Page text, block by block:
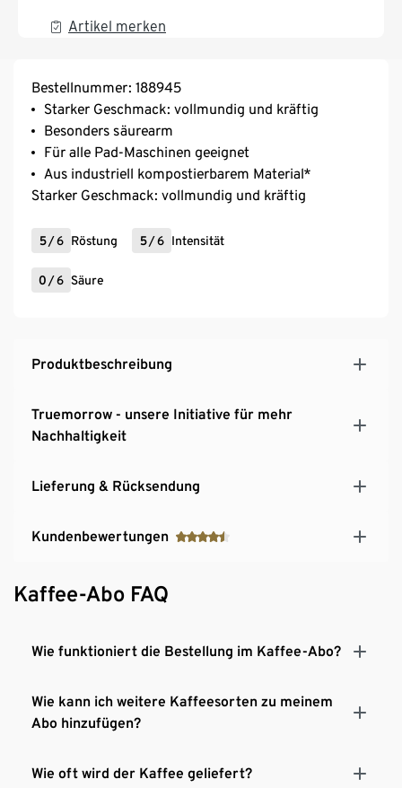
Artikel merken
Bestellnummer: 188945
Starker Geschmack: vollmundig und kräftig
Besonders säurearm
Für alle Pad-Maschinen geeignet
Aus industriell kompostierbarem Material*
Starker Geschmack: vollmundig und kräftig
5 /6 Röstung 5 /6 Intensität
0 /6 Säure
Produktbeschreibung
Truemorrow - unsere Initiative für mehr
Nachhaltigkeit
Lieferung & Rücksendung
Kundenbewertungen
Kaffee-Abo FAQ
Wie funktioniert die Bestellung im Kaffee-Abo?
Wie kann ich weitere Kaffeesorten zu meinem
Abo hinzufügen?
Wie oft wird der Kaffee geliefert?